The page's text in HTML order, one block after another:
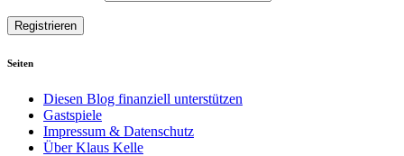
Seiten
Diesen Blog finanziell unterstützen
Gastspiele
Impressum & Datenschutz
Über Klaus Kelle